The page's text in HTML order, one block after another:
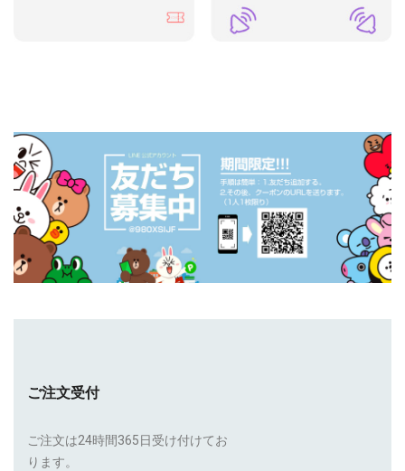
ご注文受付
ご注文は24時間365日受け付けてお
ります。